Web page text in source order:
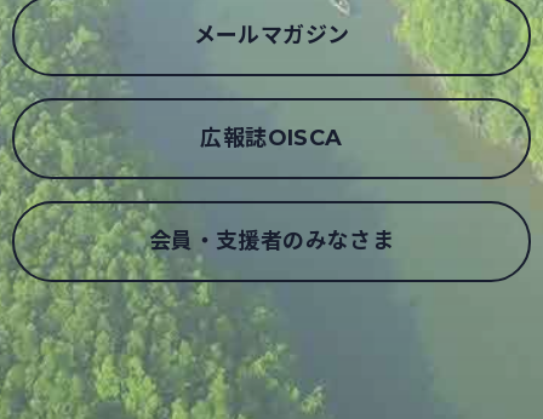
メールマガジン
広報誌OISCA
会員・支援者のみなさま